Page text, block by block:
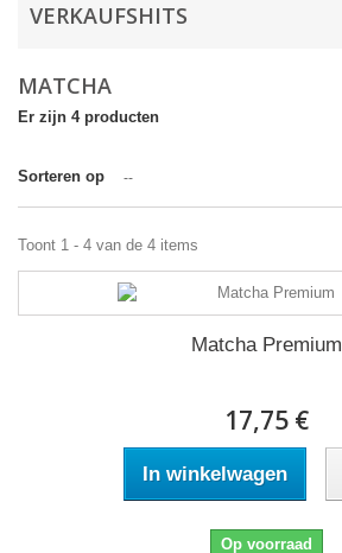
VERKAUFSHITS
MATCHA
Er zijn 4 producten
Sorteren op --
Toont 1 - 4 van de 4 items
Matcha Premium
17,75 €
In winkelwagen
Op voorraad